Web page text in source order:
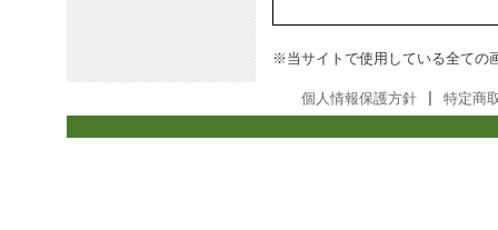
※当サイトで使用している全ての
個人情報保護方針 特定商